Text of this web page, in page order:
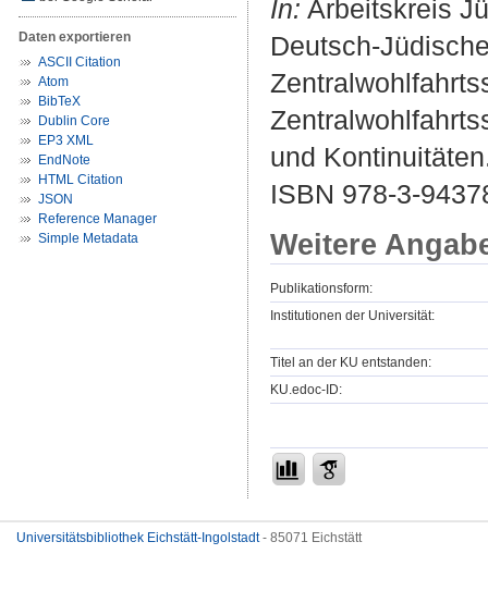
Daten exportieren
ASCII Citation
Atom
BibTeX
Dublin Core
EP3 XML
EndNote
HTML Citation
JSON
Reference Manager
Simple Metadata
In: Arbeitskreis
Deutsch-
und
ISBN 978-3-
Weitere
Publikationsform:
Institutionen der Universität:
Titel an der KU entstanden:
KU.edoc-ID:
Universitätsbibliothek Eichstätt-Ingolstadt- 85071 Eichstätt